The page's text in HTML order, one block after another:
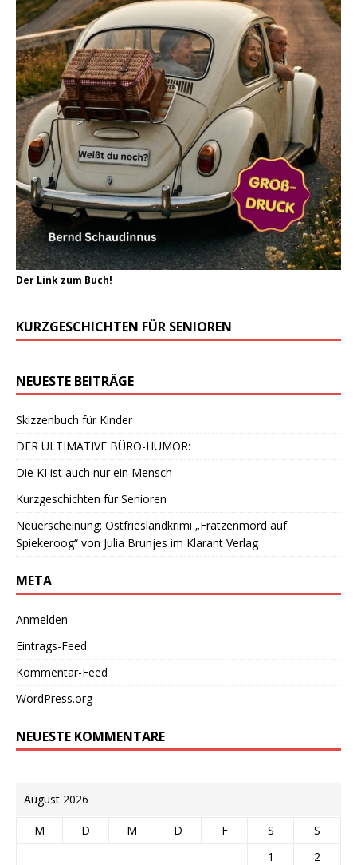
Der Link zum Buch!
KURZGESCHICHTEN FÜR SENIOREN
NEUESTE BEITRÄGE
Skizzenbuch für Kinder
DER ULTIMATIVE BÜRO-HUMOR:
Die KI ist auch nur ein Mensch
Kurzgeschichten für Senioren
Neuerscheinung: Ostfrieslandkrimi „Fratzenmord auf
Spiekeroog“ von Julia Brunjes im Klarant Verlag
META
Anmelden
Eintrags-Feed
Kommentar-Feed
WordPress.org
NEUESTE KOMMENTARE
August 2026
M D M D F S
S
1
2